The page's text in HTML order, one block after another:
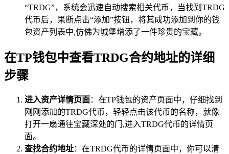
“TRDG”，系统会迅速自动搜索相关代币，当找到TRDG
代币后，果断点击“添加”按钮，将其成功添加到你的钱
包资产列表中,仿佛为城堡增添了一件珍贵的宝藏。
在TP钱包中查看TRDG合约地址的详细
步骤
进入资产详情页面：在TP钱包的资产页面中，仔细找到
刚刚添加的TRDG代币，轻轻点击该代币的名称，就像
打开一扇通往宝藏深处的门,进入TRDG代币的详情页
面。
查找合约地址：在TRDG代币的详情页面中，你可以清